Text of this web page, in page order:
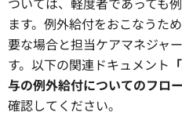
ます。例外給付をおこなうた
要な場合と担当ケアマネジャ
す。以下の関連ドキュメント
与の例外給付についてのフロ
確認してください。